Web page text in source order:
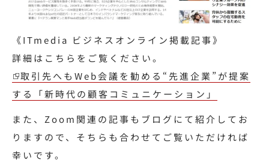
《ITmedia ビジネスオンライン掲載記事》
詳細はこちらをご覧ください。
取引先へもWeb会議を勧める“先進企業”が提案
する「新時代の顧客コミュニケーション」
また、Zoom関連の記事もブログにて紹介してお
りますので、そちらも合わせてご覧いただければ
幸いです。